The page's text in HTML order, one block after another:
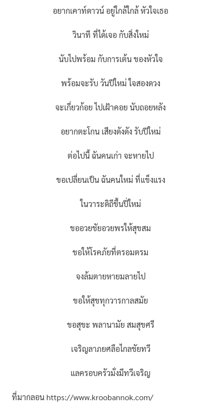
อยากเคาท์ดาวน์ อยู่ใกล้ใกล้ หัวใจเธอ
วินาที ที่ได้เจอ กับสิ่งใหม่
นับไปพร้อม กับการเต้น ของหัวใจ
พร้อมจะรับ วันปีใหม่ ใจสองดวง
จะเกี่ยวก้อย ไปเฝ้าคอย นับถอยหลัง
อยากตะโกน เสียงดังดัง รับปีใหม่
ต่อไปนี้ ฉันคนเก่า จะหายไป
ขอเปลี่ยนเป็น ฉันคนใหม่ ที่แข็งแรง
ในวาระดิถีขึ้นปี่ใหม่
ขออวยชัยอวยพรให้สุขสม
ขอให้โรคภัยที่ตรอมตรม
จงล้มตายหายมลายไป
ขอให้สุขทุกวารกาลสมัย
ขอสุขะ พลานามัย สมสุขศรี
เจริญลาภยศลือไกลชัยทวี
แลครอบครัวมั่งมีทวีเจริญ
ที่มากลอน https://www.kroobannok.com/